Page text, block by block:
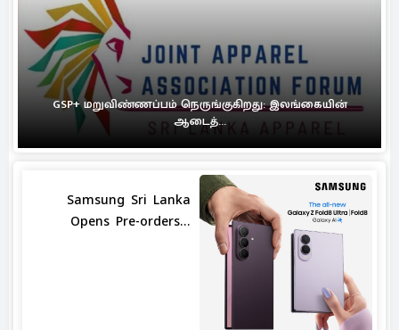
GSP+ மறுவிண்ணப்பம் நெருங்குகிறது: இலங்கையின்
ஆடைத்...
Samsung Sri Lanka
Opens Pre-orders...